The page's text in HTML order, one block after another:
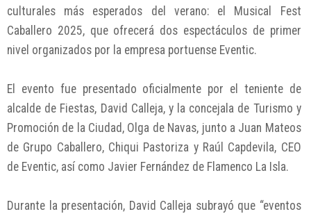
culturales más esperados del verano: el Musical Fest
Caballero 2025, que ofrecerá dos espectáculos de primer
nivel organizados por la empresa portuense Eventic.
El evento fue presentado oficialmente por el teniente de
alcalde de Fiestas, David Calleja, y la concejala de Turismo y
Promoción de la Ciudad, Olga de Navas, junto a Juan Mateos
de Grupo Caballero, Chiqui Pastoriza y Raúl Capdevila, CEO
de Eventic, así como Javier Fernández de Flamenco La Isla.
Durante la presentación, David Calleja subrayó que “eventos